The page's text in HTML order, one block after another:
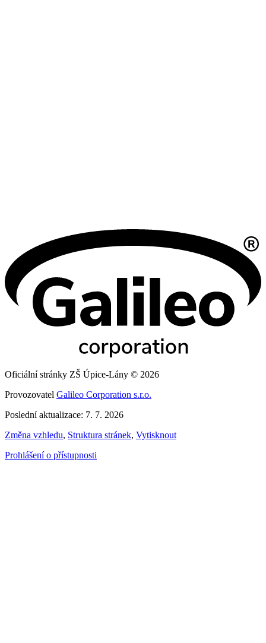
Oficiální stránky ZŠ Úpice-Lány © 2026
Provozovatel Galileo Corporation s.r.o.
Poslední aktualizace: 7. 7. 2026
Změna vzhledu, Struktura stránek, Vytisknout
Prohlášení o přístupnosti